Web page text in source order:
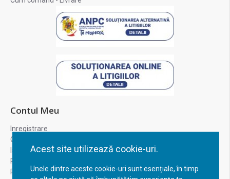
Acest site utilizează cookie-uri.
Unele dintre aceste cookie-uri sunt esențiale, în timp
Contul Meu
Inregistrare
Contul meu
Istoric comenzi
Recuperare parola
Returnare produs